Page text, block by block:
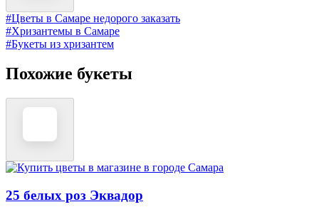
#Цветы в Самаре недорого заказать
#Хризантемы в Самаре
#Букеты из хризантем
Похожие букеты
25 белых роз Эквадор